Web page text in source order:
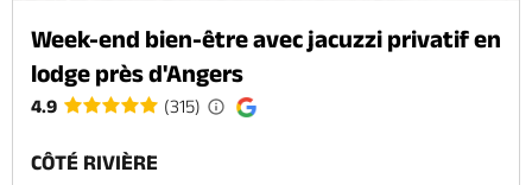
Week-end bien-être avec jacuzzi privatif en
lodge près d'Angers
4.9 (315)
CÔTÉ RIVIÈRE